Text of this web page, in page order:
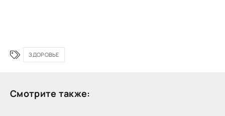
ЗДОРОВЬЕ
Смотрите также: